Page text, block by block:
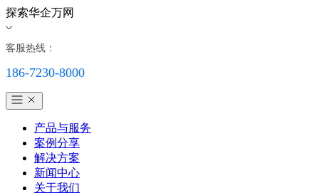
探索华企万网
客服热线：
186-7230-8000
产品与服务
案例分享
解决方案
新闻中心
关于我们